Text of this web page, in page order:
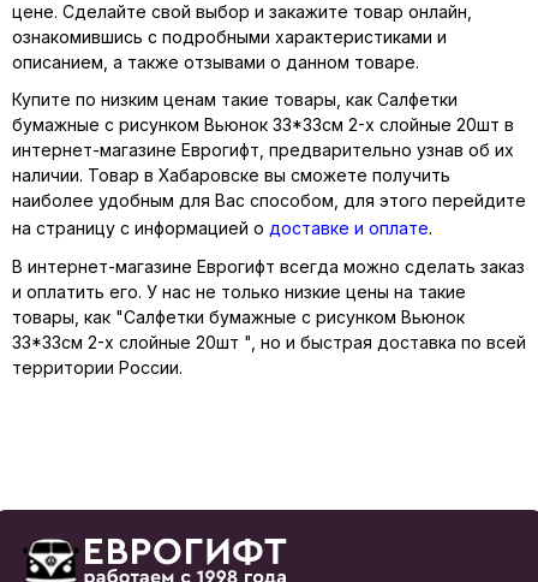
цене. Сделайте свой выбор и закажите товар онлайн,
ознакомившись с подробными характеристиками и
описанием, а также отзывами о данном товаре.
Купите по низким ценам такие товары, как Салфетки
бумажные с рисунком Вьюнок 33*33см 2-х слойные 20шт в
интернет-магазине Еврогифт, предварительно узнав об их
наличии. Товар в Хабаровске вы сможете получить
наиболее удобным для Вас способом, для этого перейдите
на страницу с информацией о доставке и оплате.
В интернет-магазине Еврогифт всегда можно сделать заказ
и оплатить его. У нас не только низкие цены на такие
товары, как "Салфетки бумажные с рисунком Вьюнок
33*33см 2-х слойные 20шт ", но и быстрая доставка по всей
территории России.